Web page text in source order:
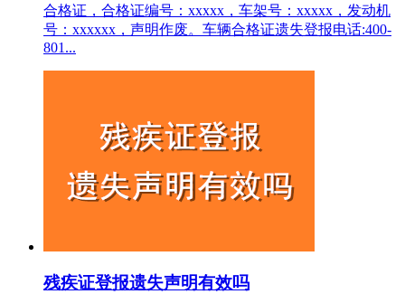
合格证，合格证编号：xxxxx，车架号：xxxxx，发动机
号：xxxxxx，声明作废。车辆合格证遗失登报电话:400-
801...
残疾证登报遗失声明有效吗